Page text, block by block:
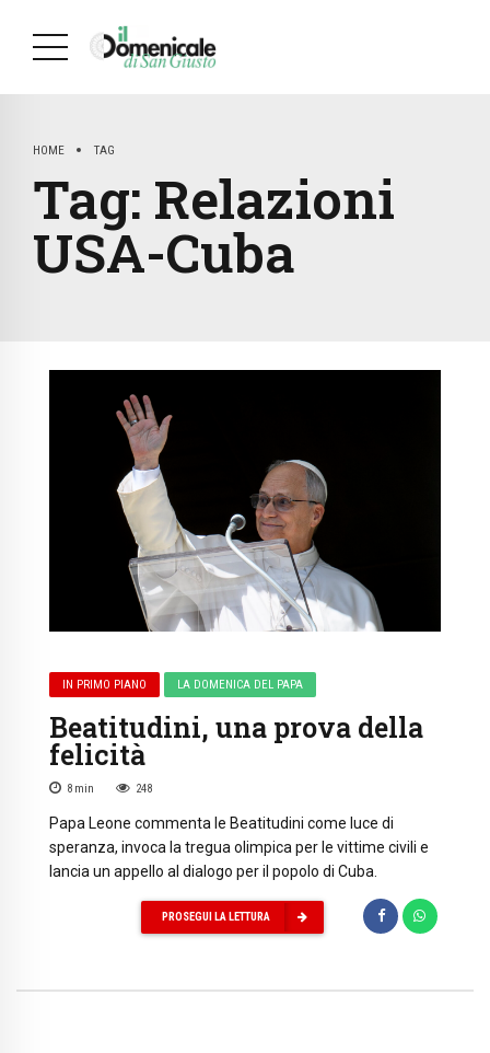
HOME TAG
Tag: Relazioni
USA-Cuba
IN PRIMO PIANO LA DOMENICA DEL PAPA
Beatitudini, una prova della
felicità
8 min 248
Papa Leone commenta le Beatitudini come luce di
speranza, invoca la tregua olimpica per le vittime civili e
lancia un appello al dialogo per il popolo di Cuba.
PROSEGUI LA LETTURA